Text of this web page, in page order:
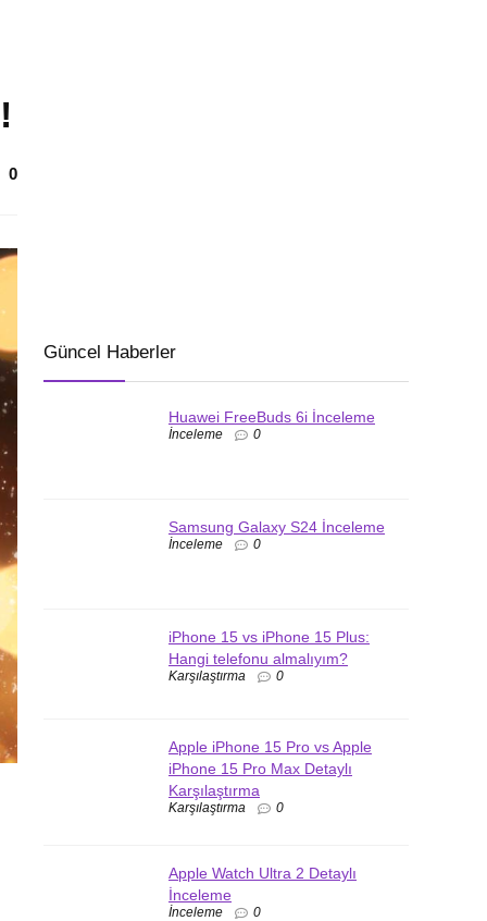
0
Güncel Haberler
Huawei FreeBuds 6i İnceleme
İnceleme 0
Samsung Galaxy S24 İnceleme
İnceleme 0
iPhone 15 vs iPhone 15 Plus:
Hangi telefonu almalıyım?
Karşılaştırma 0
Apple iPhone 15 Pro vs Apple
iPhone 15 Pro Max Detaylı
Karşılaştırma
Karşılaştırma 0
Apple Watch Ultra 2 Detaylı
İnceleme
İnceleme 0